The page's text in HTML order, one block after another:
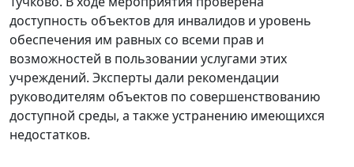
доступность объектов для инвалидов и уровень
обеспечения им равных со всеми прав и
возможностей в пользовании услугами этих
учреждений. Эксперты дали рекомендации
руководителям объектов по совершенствованию
доступной среды, а также устранению имеющихся
недостатков.